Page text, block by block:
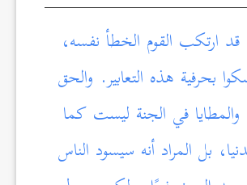
قد ارتكب القوم الخطأ نفسه،
بحرفية هذه التعابير. والحق
والمطايا في الجنة ليست كما
بل المراد أنه سيسود الناس